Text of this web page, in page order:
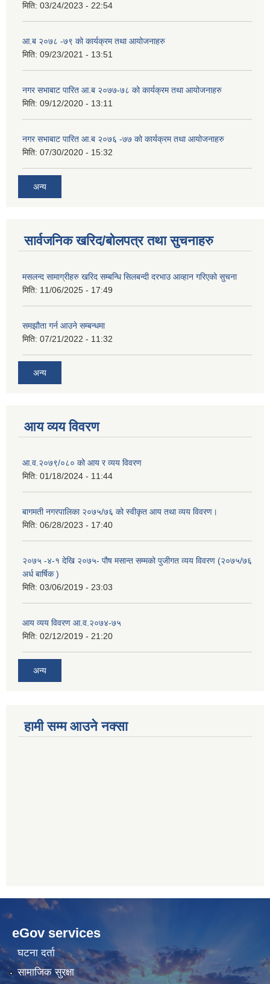
मिति: 03/24/2023 - 22:54
आ.ब २०७८ -७९ को कार्यक्रम तथा आयोजनाहरु
मिति: 09/23/2021 - 13:51
नगर सभाबाट पारित आ.ब २०७७-७८ को कार्यक्रम तथा आयोजनाहरु
मिति: 09/12/2020 - 13:11
नगर सभाबाट पारित आ.ब २०७६ -७७ को कार्यक्रम तथा आयोजनाहरु
मिति: 07/30/2020 - 15:32
अन्य
सार्वजनिक खरिद/बोलपत्र तथा सुचनाहरु
मसलन्द सामाग्रीहरु खरिद सम्बन्धि सिलबन्दी दरभाउ आव्हान गरिएको सुचना
मिति: 11/06/2025 - 17:49
समझौता गर्न आउने सम्बन्धमा
मिति: 07/21/2022 - 11:32
अन्य
आय व्यय विवरण
आ.व.२०७९/०८० को आय र व्यय विवरण
मिति: 01/18/2024 - 11:44
बागमती नगरपालिका २०७५/७६ को स्वीकृत आय तथा व्यय विवरण।
मिति: 06/28/2023 - 17:40
२०७५ -४-१ देखि २०७५- पौष मसान्त सम्मको पुजीगत व्यय विवरण (२०७५/७६
अर्ध बार्षिक )
मिति: 03/06/2019 - 23:03
आय व्यय विवरण आ.व.२०७४-७५
मिति: 02/12/2019 - 21:20
अन्य
हामी सम्म आउने नक्सा
betwild
cratosroyalbet
bahis
siteleri
hdasianporns.net
lunadark.org
bahis
siteleri
eGov services
घटना दर्ता
सामाजिक सुरक्षा